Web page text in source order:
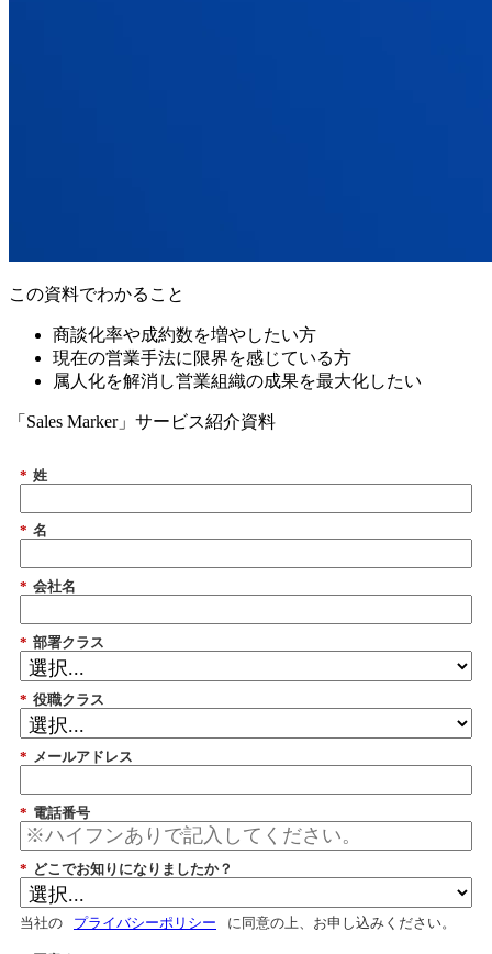
この資料でわかること
商談化率や成約数を増やしたい方
現在の営業手法に限界を感じている方
属人化を解消し営業組織の成果を最大化したい
「Sales Marker」サービス紹介資料
* 姓
* 名
* 会社名
* 部署クラス
* 役職クラス
* メールアドレス
* 電話番号
* どこでお知りになりましたか？
当社の プライバシーポリシー に同意の上、お申し込みください。